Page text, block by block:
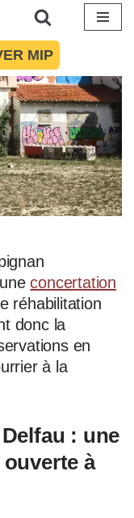
MIP
concertation
réhabilitation
donc la
en
à la
: une
à